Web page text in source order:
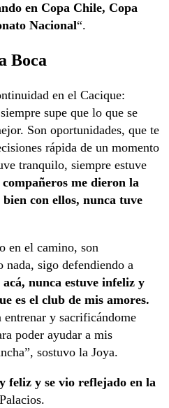
en Copa Chile, Copa
Nacional“.
Boca
en el Cacique:
supe que lo que se
Son oportunidades, que te
rápida de un momento
tranquilo, siempre estuve
me dieron la
con ellos, nunca tuve
en el camino, son
nada, sigo defendiendo a
nunca estuve infeliz y
es el club de mis amores.
y sacrificándome
poder ayudar a mis
sostuvo la Joya.
feliz y se vio reflejado en la